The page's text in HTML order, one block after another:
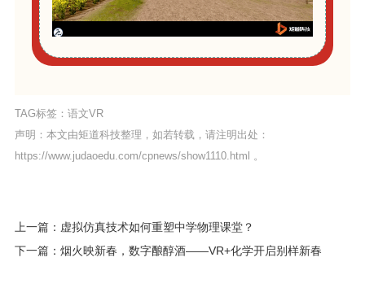
TAG标签： 语文VR
声明：本文由矩道科技整理，如若转载，请注明出处：
https://www.judaoedu.com/cpnews/show1110.html
。
上一篇：虚拟仿真技术如何重塑中学物理课堂？
下一篇：烟火映新春，数字酿醇酒——VR+化学开启别样新春